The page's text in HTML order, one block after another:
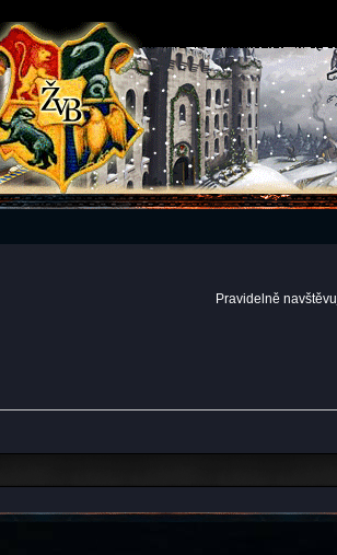
Pravidelně